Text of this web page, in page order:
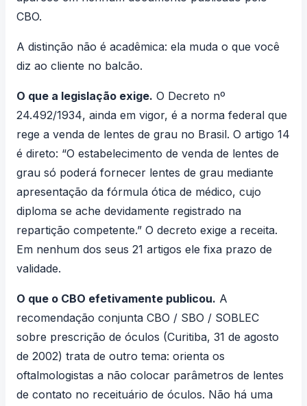
CBO.
A distinção não é acadêmica: ela muda o que você
diz ao cliente no balcão.
O que a legislação exige. O Decreto nº
24.492/1934, ainda em vigor, é a norma federal que
rege a venda de lentes de grau no Brasil. O artigo 14
é direto: “O estabelecimento de venda de lentes de
grau só poderá fornecer lentes de grau mediante
apresentação da fórmula ótica de médico, cujo
diploma se ache devidamente registrado na
repartição competente.” O decreto exige a receita.
Em nenhum dos seus 21 artigos ele fixa prazo de
validade.
O que o CBO efetivamente publicou. A
recomendação conjunta CBO / SBO / SOBLEC
sobre prescrição de óculos (Curitiba, 31 de agosto
de 2002) trata de outro tema: orienta os
oftalmologistas a não colocar parâmetros de lentes
de contato no receituário de óculos. Não há uma